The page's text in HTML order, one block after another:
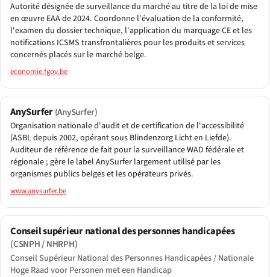
Autorité désignée de surveillance du marché au titre de la loi de mise
en œuvre EAA de 2024. Coordonne l'évaluation de la conformité,
l'examen du dossier technique, l'application du marquage CE et les
notifications ICSMS transfrontalières pour les produits et services
concernés placés sur le marché belge.
economie.fgov.be
AnySurfer(AnySurfer)
Organisation nationale d'audit et de certification de l'accessibilité
(ASBL depuis 2002, opérant sous Blindenzorg Licht en Liefde).
Auditeur de référence de fait pour la surveillance WAD fédérale et
régionale ; gère le label AnySurfer largement utilisé par les
organismes publics belges et les opérateurs privés.
www.anysurfer.be
Conseil supérieur national des personnes handicapées
(CSNPH / NHRPH)
Conseil Supérieur National des Personnes Handicapées / Nationale
Hoge Raad voor Personen met een Handicap